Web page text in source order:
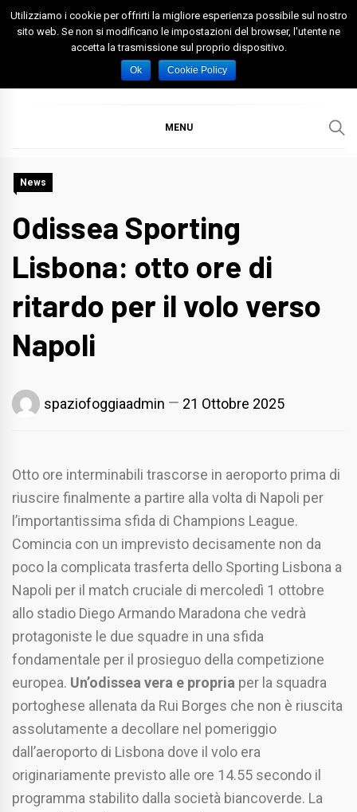
Skip
Spazio Foggia
Foggia News Calcio Eventi e Attività nella Capitanata
MENU
News
Odissea Sporting
Lisbona: otto ore di
ritardo per il volo verso
Napoli
spaziofoggiaadmin 21 Ottobre 2025
Otto ore interminabili trascorse in aeroporto prima di
riuscire finalmente a partire alla volta di Napoli per
l’importantissima sfida di Champions League.
Comincia con un imprevisto decisamente non da
poco la complicata trasferta dello Sporting Lisbona a
Napoli per il match cruciale di mercoledì 1 ottobre
allo stadio Diego Armando Maradona che vedrà
protagoniste le due squadre in una sfida
fondamentale per il prosieguo della competizione
europea. Un’odissea vera e propria per la squadra
portoghese allenata da Rui Borges che non è riuscita
assolutamente a decollare nel pomeriggio
dall’aeroporto di Lisbona dove il volo era
originariamente previsto alle ore 14.55 secondo il
programma stabilito dalla società biancoverde. La
Utilizziamo i cookie per offrirti la migliore esperienza possibile sul nostro
sito web. Se non si modificano le impostazioni del browser, l'utente ne
accetta la trasmissione sul proprio dispositivo.
Ok Cookie Policy